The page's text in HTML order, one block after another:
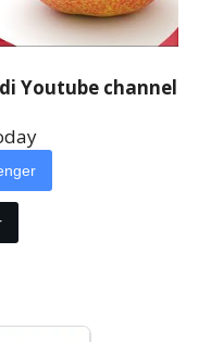
Youtube channel